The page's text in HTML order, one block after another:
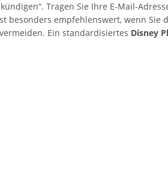
Tragen Sie Ihre E-Mail-
besonders empfehlenswert, wenn
Ein standardisiertes Disney